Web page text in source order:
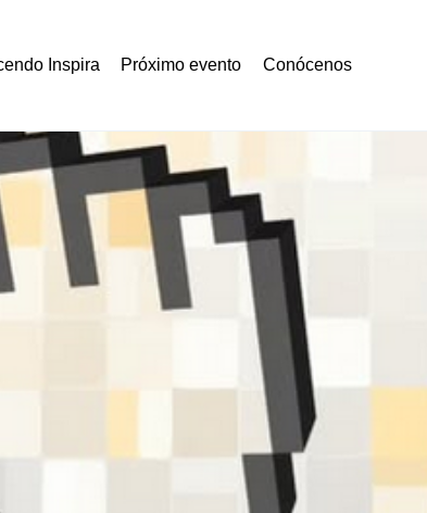
Inspira Próximo evento Conócenos